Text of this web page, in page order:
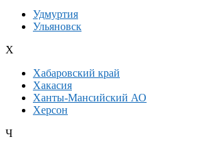
Удмуртия
Ульяновск
Х
Хабаровский край
Хакасия
Ханты-Мансийский АО
Херсон
Ч